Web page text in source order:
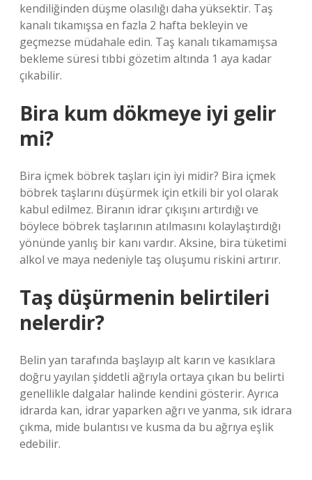
kendiliğinden düşme olasılığı daha yüksektir. Taş
kanalı tıkamışsa en fazla 2 hafta bekleyin ve
geçmezse müdahale edin. Taş kanalı tıkamamışsa
bekleme süresi tıbbi gözetim altında 1 aya kadar
çıkabilir.
Bira kum dökmeye iyi gelir
mi?
Bira içmek böbrek taşları için iyi midir? Bira içmek
böbrek taşlarını düşürmek için etkili bir yol olarak
kabul edilmez. Biranın idrar çıkışını artırdığı ve
böylece böbrek taşlarının atılmasını kolaylaştırdığı
yönünde yanlış bir kanı vardır. Aksine, bira tüketimi
alkol ve maya nedeniyle taş oluşumu riskini artırır.
Taş düşürmenin belirtileri
nelerdir?
Belin yan tarafında başlayıp alt karın ve kasıklara
doğru yayılan şiddetli ağrıyla ortaya çıkan bu belirti
genellikle dalgalar halinde kendini gösterir. Ayrıca
idrarda kan, idrar yaparken ağrı ve yanma, sık idrara
çıkma, mide bulantısı ve kusma da bu ağrıya eşlik
edebilir.